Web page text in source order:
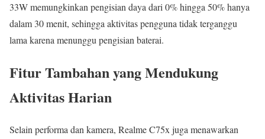
33W memungkinkan pengisian daya dari 0% hingga 50% hanya
dalam 30 menit, sehingga aktivitas pengguna tidak terganggu
lama karena menunggu pengisian baterai.
Fitur Tambahan yang Mendukung
Aktivitas Harian
Selain performa dan kamera, Realme C75x juga menawarkan